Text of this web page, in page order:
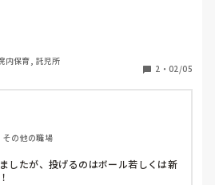
げているか、来ない場合は節分とい
内保育, 託児所
2 ・ 02/05
の他の職場
したが、投げるのはボール若しくは新